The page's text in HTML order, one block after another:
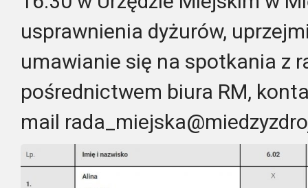
usprawnienia dyżurów,
umawianie się na spotkania z
pośrednictwem biura RM,
mail